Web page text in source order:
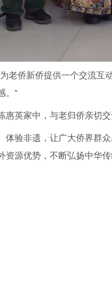
侨新侨提供一个交流互
。”
家中，与老归侨亲切交
非遗，让广大侨界群众
源优势，不断弘扬中华